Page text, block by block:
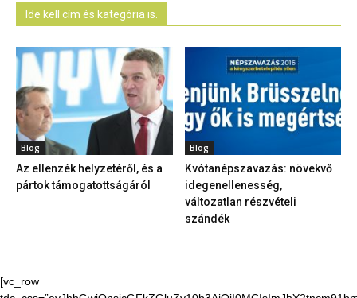
Ide kell cím és kategória is.
Blog
Az ellenzék helyzetéről, és a
pártok támogatottságáról
Blog
Kvótanépszavazás: növekvő
idegenellenesség,
változatlan részvételi
szándék
[vc_row